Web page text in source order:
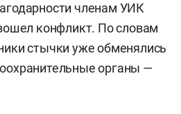
членам УИК
конфликт. По словам
стычки уже обменялись
органы —